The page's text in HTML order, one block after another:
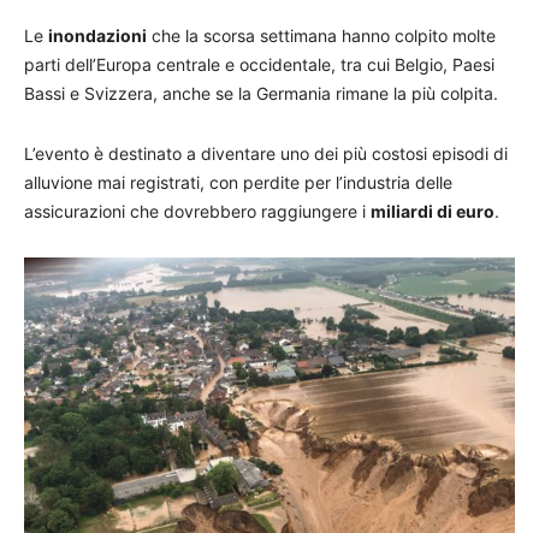
Le inondazioni che la scorsa settimana hanno colpito molte
parti dell’Europa centrale e occidentale, tra cui Belgio, Paesi
Bassi e Svizzera, anche se la Germania rimane la più colpita.
L’evento è destinato a diventare uno dei più costosi episodi di
alluvione mai registrati, con perdite per l’industria delle
assicurazioni che dovrebbero raggiungere i miliardi di euro.